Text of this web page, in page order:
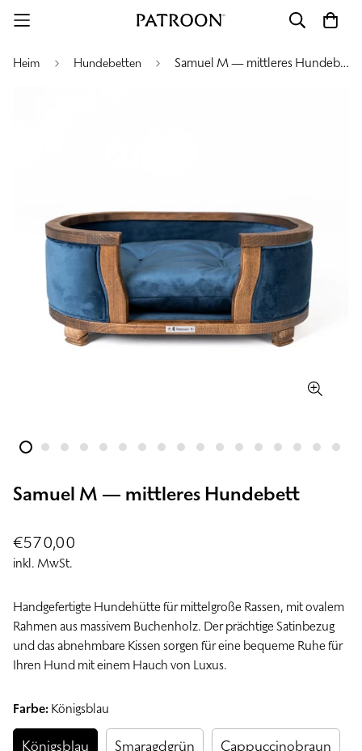
Heim Hundebetten Samuel M — mittleres Hundebett
Samuel M — mittleres Hundebett
Regulärer
Preis
€570,00
inkl. MwSt.
Handgefertigte Hundehütte für mittelgroße Rassen, mit ovalem
Rahmen aus massivem Buchenholz. Der prächtige Satinbezug
und das abnehmbare Kissen sorgen für eine bequeme Ruhe für
Ihren Hund mit einem Hauch von Luxus.
Farbe: Königsblau
Königsblau Smaragdgrün Cappuccinobraun